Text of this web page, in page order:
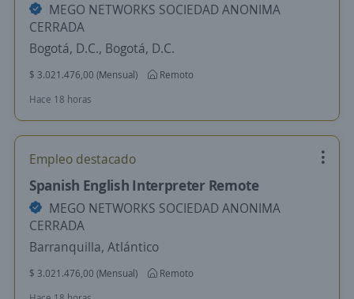
MEGO NETWORKS SOCIEDAD ANONIMA
CERRADA
Bogotá, D.C., Bogotá, D.C.
$ 3.021.476,00 (Mensual)
Remoto
Hace 18 horas
Empleo destacado
Spanish English Interpreter Remote
MEGO NETWORKS SOCIEDAD ANONIMA
CERRADA
Barranquilla, Atlántico
$ 3.021.476,00 (Mensual)
Remoto